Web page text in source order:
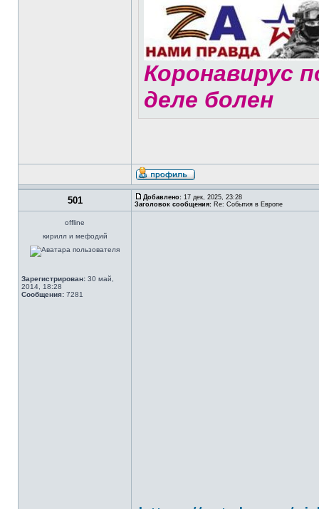
Коронавирус
деле болен
501 Добавлено: 17 дек, 2025, 23:28
Заголовок сообщения: Re: События в Европе
offline
кирилл и мефодий
Зарегистрирован: 30 май,
2014, 18:28
Сообщения: 7281